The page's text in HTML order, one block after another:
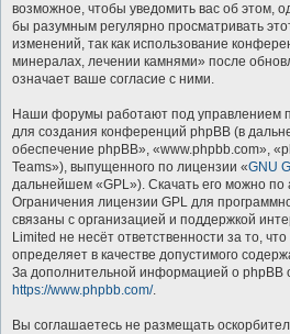
возможное, чтобы уведомить вас об этом,
бы разумным регулярно просматривать
изменений, так как использование
минералах, лечении камнями» после
означает ваше согласие с ними.
Наши форумы работают под управлением
для создания конференций phpBB (в
обеспечение phpBB», «www.phpbb.com»,
Teams»), выпущенного по лицензии «GNU
дальнейшем «GPL»). Скачать его можно по
Ограничения лицензии GPL для
связаны с организацией и поддержкой
Limited не несёт ответственности за то,
определяет в качестве допустимого
За дополнительной информацией о phpBB
https://www.phpbb.com/.
Вы соглашаетесь не размещать